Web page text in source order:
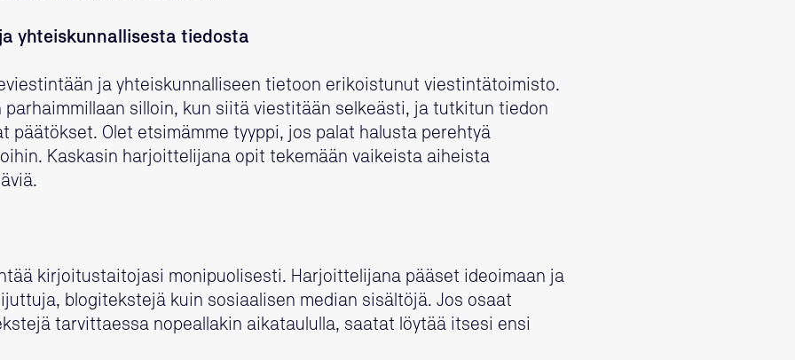
yhteiskunnallisesta tiedosta
ja yhteiskunnalliseen tietoon erikoistunut viestintätoimisto.
parhaimmillaan silloin, kun siitä viestitään selkeästi, ja tutkitun tiedon
päätökset. Olet etsimämme tyyppi, jos palat halusta perehtyä
Kaskasin harjoittelijana opit tekemään vaikeista aiheista
kirjoitustaitojasi monipuolisesti. Harjoittelijana pääset ideoimaan ja
blogitekstejä kuin sosiaalisen median sisältöjä. Jos osaat
tarvittaessa nopeallakin aikataululla, saatat löytää itsesi ensi